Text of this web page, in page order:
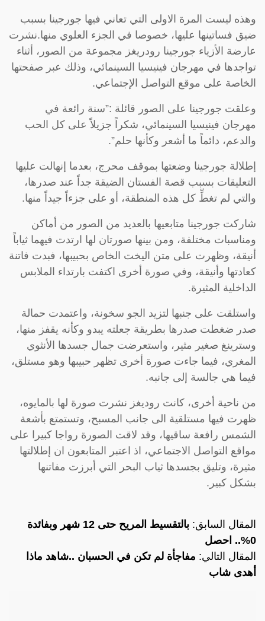
وهذه ليست المرة الاولى التي تعاني فيها جورجينا بسبب
ضيق فساتينها عليها، خصوصا في الجزء العلوي منها.نشرت
عارضة الأزياء جورجينا رودريغز مجموعة من الصور، أثناء
تواجدها في مهرجان فينيسيا السينمائي، وذلك عبر صفحتها
الخاصة على موقع التواصل الإجتماعي.
وعلقت جورجينا على الصور قائلة :”سنة رائعة في
مهرجان فينيسيا السينمائي، شكراً جزيلاً على كل الحب
والدعم، دائماً ما أشعر وكأنها حلم”.
إطلالة جورجينا وضعتها بموقف محرج، بعدما إنهالت عليها
التعليقات بسبب قصة الفستان الضيقة جداً عند صدرها،
والتي لم تغطِّ كل هذه المنطقة، أو على جزءاً جيداً منها.
شاركت جورجينا متابعيها بالعديد من الصور من أماكن
ومناسبات مختلفة، ومن بينها صورتان لها ارتدت فيهما ثياباً
أنيقة، وظهرت على متن اليخت الخاص بحبيبها، فبدت فاتنة
كعادتها وأنيقة، وفي صورة أخرى اكتفت بارتداء الملابس
الداخلية المثيرة.
واستلقت على جنبها لتزيد الجو سخونة، واعتمدت حمالة
صدر ضغطت صدرها بطريقة جعلته يبدو وكأنه يقفز منها،
وسترينغ صغير مثير، واستعرضت جمال جسدها الأنثوي
المغري، فيما جاءت صورة أخرى تظهر حبيبها وهو مستلق،
فيما هي جالسة إلى جانبه.
من ناحية أخرى، كانت روديغز نشرت صورة لها بالمايوه،
ظهرت فيها مستلقية الى جانب المسبح، وتستمتع بأشعة
الشمس رافعة ساقيها، وقد لاقت الصورة رواجا كبيرا على
مواقع التواصل الاجتماعي، اذ اعتبر المتابعون ان إطلالتها
مثيرة، وتليق بجسدها ثياب البحر التي أبرزت مفاتنها
بشكل كبير.
المقال السابق:
بالتقسيط المريح حتى 12 شهر وبفائدة
0%.. احصل
المقال التالي: مفاجأة لم تكن في الحسبان ..شاهد ماذا
أهدى شاب